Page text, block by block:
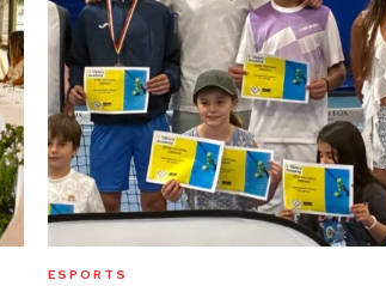
ESPORTS